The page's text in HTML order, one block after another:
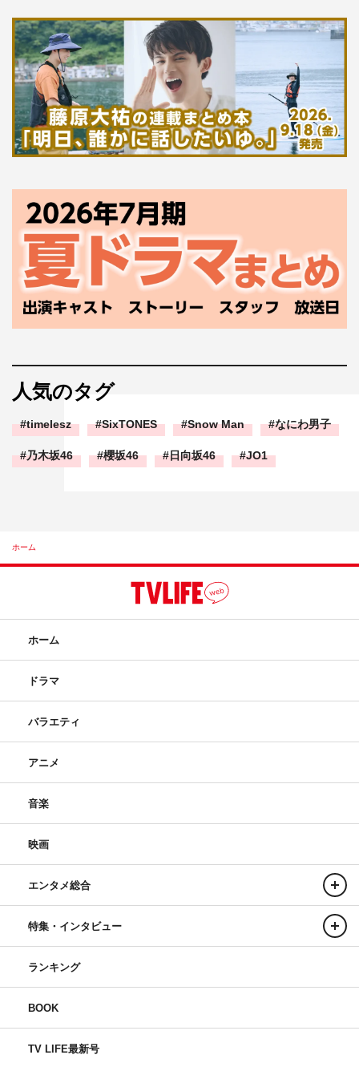
人気のタグ
timelesz SixTONES Snow Man なにわ男子
乃木坂46 櫻坂46 日向坂46 JO1
ホーム
ホーム
ドラマ
バラエティ
アニメ
音楽
映画
エンタメ総合
特集・インタビュー
ランキング
BOOK
TV LIFE最新号